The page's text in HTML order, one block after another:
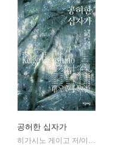
공허한 십자가
히가시노 게이고 저/이선희 역